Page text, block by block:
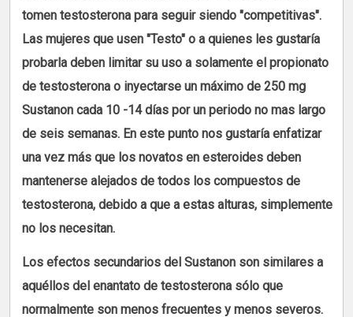
tomen testosterona para seguir siendo "competitivas".
Las mujeres que usen "Testo" o a quienes les gustaría
probarla deben limitar su uso a solamente el propionato
de testosterona o inyectarse un máximo de 250 mg
Sustanon cada 10 -14 días por un periodo no mas largo
de seis semanas. En este punto nos gustaría enfatizar
una vez más que los novatos en esteroides deben
mantenerse alejados de todos los compuestos de
testosterona, debido a que a estas alturas, simplemente
no los necesitan.
Los efectos secundarios del Sustanon son similares a
aquéllos del enantato de testosterona sólo que
normalmente son menos frecuentes y menos severos.